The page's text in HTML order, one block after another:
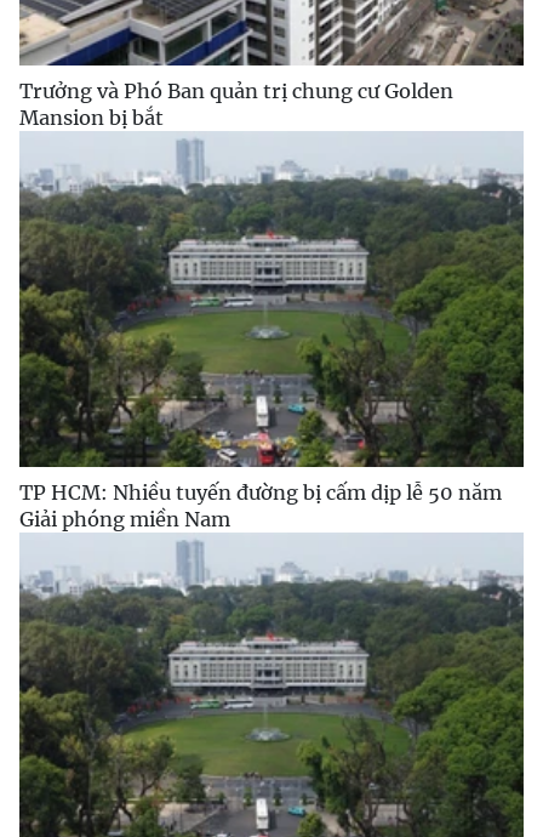
Trưởng và Phó Ban quản trị chung cư Golden
Mansion bị bắt
TP HCM: Nhiều tuyến đường bị cấm dịp lễ 50 năm
Giải phóng miền Nam